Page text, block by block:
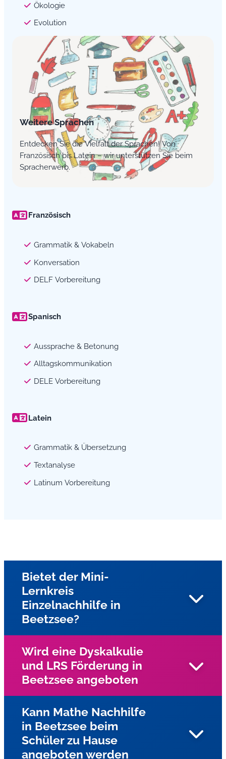
Ökologie
Evolution
Weitere Sprachen
Entdecken Sie die Vielfalt der Sprachen! Von
Französisch bis Latein – wir unterstützen Sie beim
Spracherwerb.
Französisch
Grammatik & Vokabeln
Konversation
DELF Vorbereitung
Spanisch
Aussprache & Betonung
Alltagskommunikation
DELE Vorbereitung
Latein
Grammatik & Übersetzung
Textanalyse
Latinum Vorbereitung
Bietet der Mini-
Lernkreis
Einzelnachhilfe in
Beetzsee?
Ja, unsere Nachhilfe in Beetzsee und Umgebung bieten
wir Einzelnachhilfe beim Schüler zu Hause an
Wird eine Dyskalkulie
und LRS Förderung in
Beetzsee angeboten
Ja, für Kinder und Jugendliche mit Lese-
Rechtschreibschwäche (LRS) und Dyskalkulie wird
Einzelunterricht in Beetzsee mit speziellen
Kann Mathe Nachhilfe
in Beetzsee beim
Schüler zu Hause
angeboten werden